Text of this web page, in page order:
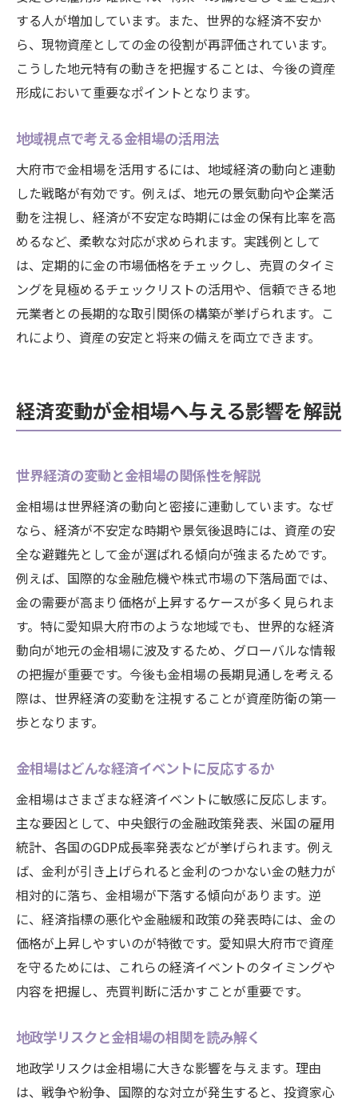
する人が増加しています。また、世界的な経済不安か
ら、現物資産としての金の役割が再評価されています。
こうした地元特有の動きを把握することは、今後の資産
形成において重要なポイントとなります。
地域視点で考える金相場の活用法
大府市で金相場を活用するには、地域経済の動向と連動
した戦略が有効です。例えば、地元の景気動向や企業活
動を注視し、経済が不安定な時期には金の保有比率を高
めるなど、柔軟な対応が求められます。実践例として
は、定期的に金の市場価格をチェックし、売買のタイミ
ングを見極めるチェックリストの活用や、信頼できる地
元業者との長期的な取引関係の構築が挙げられます。こ
れにより、資産の安定と将来の備えを両立できます。
経済変動が金相場へ与える影響を解説
世界経済の変動と金相場の関係性を解説
金相場は世界経済の動向と密接に連動しています。なぜ
なら、経済が不安定な時期や景気後退時には、資産の安
全な避難先として金が選ばれる傾向が強まるためです。
例えば、国際的な金融危機や株式市場の下落局面では、
金の需要が高まり価格が上昇するケースが多く見られま
す。特に愛知県大府市のような地域でも、世界的な経済
動向が地元の金相場に波及するため、グローバルな情報
の把握が重要です。今後も金相場の長期見通しを考える
際は、世界経済の変動を注視することが資産防衛の第一
歩となります。
金相場はどんな経済イベントに反応するか
金相場はさまざまな経済イベントに敏感に反応します。
主な要因として、中央銀行の金融政策発表、米国の雇用
統計、各国のGDP成長率発表などが挙げられます。例え
ば、金利が引き上げられると金利のつかない金の魅力が
相対的に落ち、金相場が下落する傾向があります。逆
に、経済指標の悪化や金融緩和政策の発表時には、金の
価格が上昇しやすいのが特徴です。愛知県大府市で資産
を守るためには、これらの経済イベントのタイミングや
内容を把握し、売買判断に活かすことが重要です。
地政学リスクと金相場の相関を読み解く
地政学リスクは金相場に大きな影響を与えます。理由
は、戦争や紛争、国際的な対立が発生すると、投資家心